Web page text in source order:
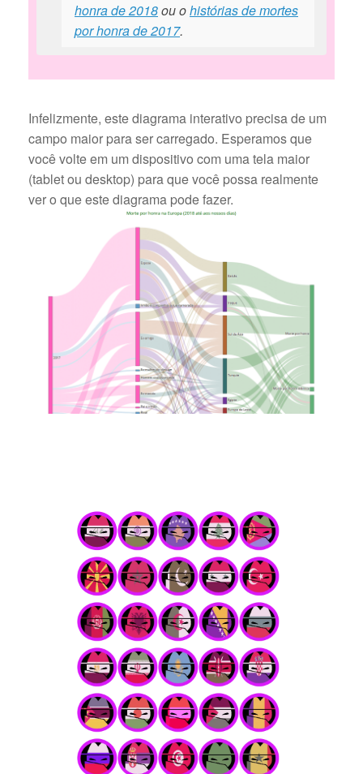
honra de 2018ou ohistórias de mortes
por honra de 2017.
Infelizmente, este diagrama interativo precisa de um
campo maior para ser carregado. Esperamos que
você volte em um dispositivo com uma tela maior
(tablet ou desktop) para que você possa realmente
ver o que este diagrama pode fazer.